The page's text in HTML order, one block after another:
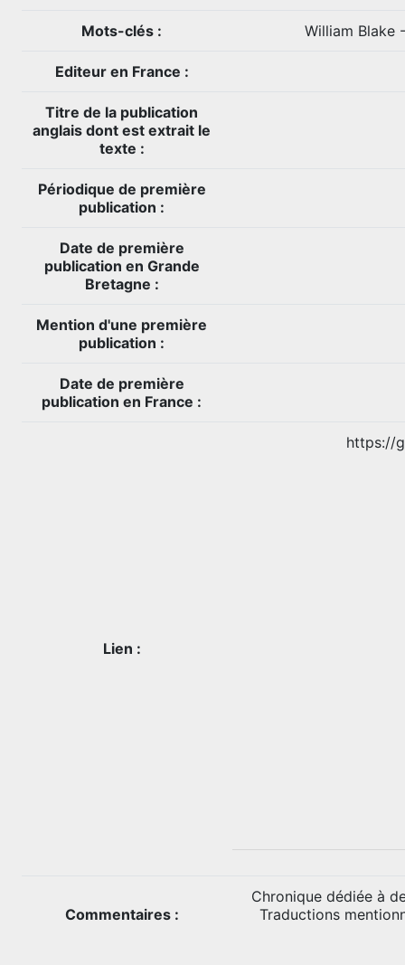
Mots-clés : William Blake
Editeur en France :
Titre de la publication
anglais dont est extrait le
texte :
Périodique de première
publication :
Date de première
publication en Grande
Bretagne :
Mention d'une première
publication :
Date de première
publication en France :
Lien :
https://
Commentaires :
Chronique dédiée à
Traductions